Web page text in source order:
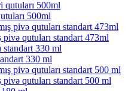
500ml
qutuları standart 473ml
330 ml
qutuları standart 500 ml